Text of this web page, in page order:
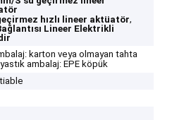
hızlı lineer aktüatör,
Lineer Elektrikli
karton veya olmayan tahta
ambalaj: EPE köpük